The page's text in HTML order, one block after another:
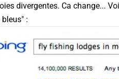
divergentes. Ca change...
bleus" :